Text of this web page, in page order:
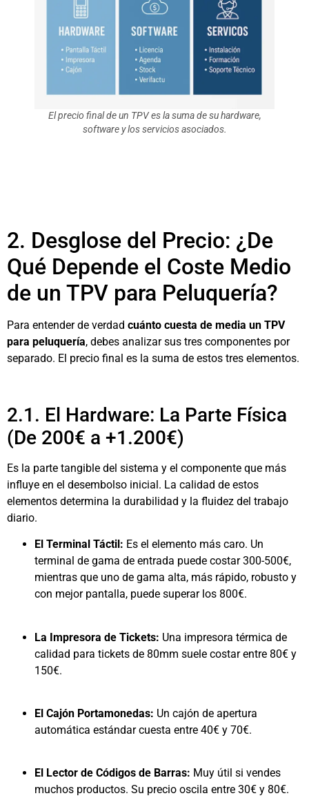
El precio final de un TPV es la suma de su hardware,
software y los servicios asociados.
2. Desglose del Precio: ¿De
Qué Depende el Coste Medio
de un TPV para Peluquería?
Para entender de verdad cuánto cuesta de media un TPV
para peluquería, debes analizar sus tres componentes por
separado. El precio final es la suma de estos tres elementos.
2.1. El Hardware: La Parte Física
(De 200€ a +1.200€)
Es la parte tangible del sistema y el componente que más
influye en el desembolso inicial. La calidad de estos
elementos determina la durabilidad y la fluidez del trabajo
diario.
El Terminal Táctil: Es el elemento más caro. Un
terminal de gama de entrada puede costar 300-500€,
mientras que uno de gama alta, más rápido, robusto y
con mejor pantalla, puede superar los 800€.
La Impresora de Tickets: Una impresora térmica de
calidad para tickets de 80mm suele costar entre 80€ y
150€.
El Cajón Portamonedas: Un cajón de apertura
automática estándar cuesta entre 40€ y 70€.
El Lector de Códigos de Barras: Muy útil si vendes
muchos productos. Su precio oscila entre 30€ y 80€.